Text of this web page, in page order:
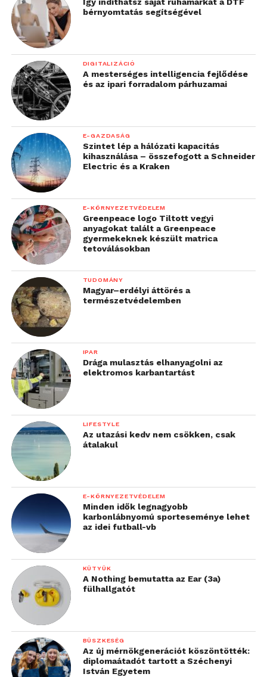
bérnyomtatás segítségével
DIGITALIZÁCIÓ
A mesterséges intelligencia fejlődése
és az ipari forradalom párhuzamai
E-GAZDASÁG
Szintet lép a hálózati kapacitás
kihasználása – összefogott a Schneider
Electric és a Kraken
E-KÖRNYEZETVÉDELEM
Greenpeace logo Tiltott vegyi
anyagokat talált a Greenpeace
gyermekeknek készült matrica
tetoválásokban
TUDOMÁNY
Magyar–erdélyi áttörés a
természetvédelemben
IPAR
Drága mulasztás elhanyagolni az
elektromos karbantartást
LIFESTYLE
Az utazási kedv nem csökken, csak
átalakul
E-KÖRNYEZETVÉDELEM
Minden idők legnagyobb
karbonlábnyomú sporteseménye lehet
az idei futball-vb
KÜTYÜK
A Nothing bemutatta az Ear (3a)
fülhallgatót
BÜSZKESÉG
Az új mérnökgenerációt köszöntötték:
diplomaátadót tartott a Széchenyi
István Egyetem